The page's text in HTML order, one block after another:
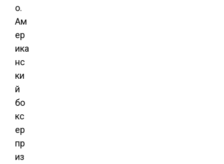
о.
Ам
ер
ика
нс
ки
й
бо
кс
ер
пр
из